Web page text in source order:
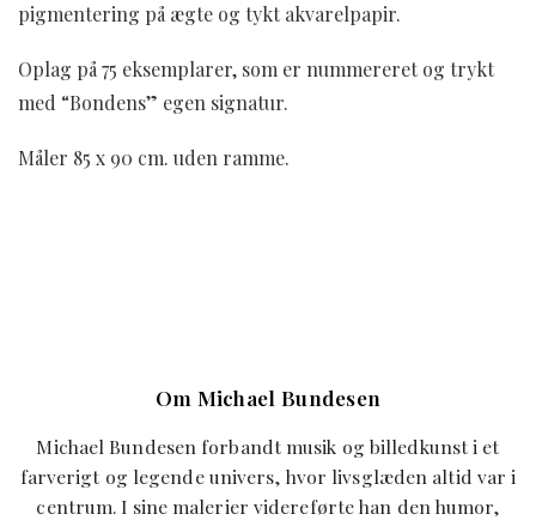
pigmentering på ægte og tykt akvarelpapir.
Oplag på 75 eksemplarer, som er nummereret og trykt
med “Bondens” egen signatur.
Måler 85 x 90 cm. uden ramme.
Om Michael Bundesen
Michael Bundesen forbandt musik og billedkunst i et
farverigt og legende univers, hvor livsglæden altid var i
centrum. I sine malerier videreførte han den humor,